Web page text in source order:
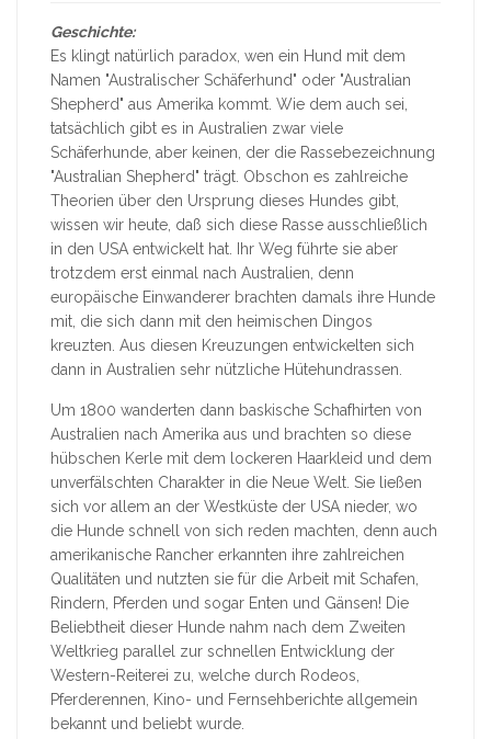
Geschichte:
Es klingt natürlich paradox, wen ein Hund mit dem
Namen "Australischer Schäferhund" oder "Australian
Shepherd" aus Amerika kommt. Wie dem auch sei,
tatsächlich gibt es in Australien zwar viele
Schäferhunde, aber keinen, der die Rassebezeichnung
"Australian Shepherd" trägt. Obschon es zahlreiche
Theorien über den Ursprung dieses Hundes gibt,
wissen wir heute, daß sich diese Rasse ausschließlich
in den USA entwickelt hat. Ihr Weg führte sie aber
trotzdem erst einmal nach Australien, denn
europäische Einwanderer brachten damals ihre Hunde
mit, die sich dann mit den heimischen Dingos
kreuzten. Aus diesen Kreuzungen entwickelten sich
dann in Australien sehr nützliche Hütehundrassen.
Um 1800 wanderten dann baskische Schafhirten von
Australien nach Amerika aus und brachten so diese
hübschen Kerle mit dem lockeren Haarkleid und dem
unverfälschten Charakter in die Neue Welt. Sie ließen
sich vor allem an der Westküste der USA nieder, wo
die Hunde schnell von sich reden machten, denn auch
amerikanische Rancher erkannten ihre zahlreichen
Qualitäten und nutzten sie für die Arbeit mit Schafen,
Rindern, Pferden und sogar Enten und Gänsen! Die
Beliebtheit dieser Hunde nahm nach dem Zweiten
Weltkrieg parallel zur schnellen Entwicklung der
Western-Reiterei zu, welche durch Rodeos,
Pferderennen, Kino- und Fernsehberichte allgemein
bekannt und beliebt wurde.